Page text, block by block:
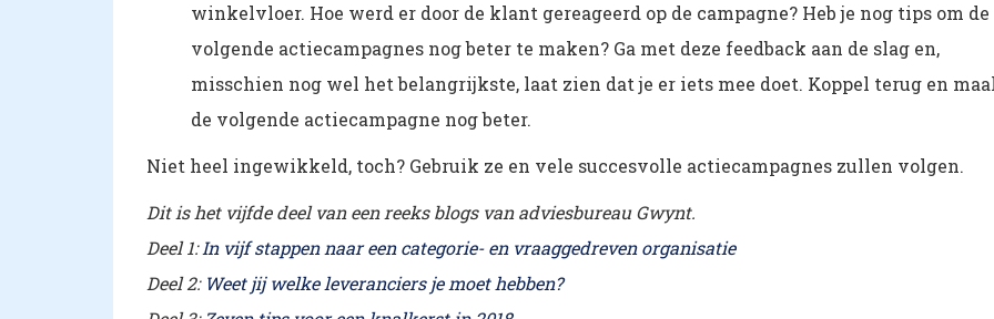
winkelvloer. Hoe werd er door de klant gereageerd op de campagne? Heb je nog tips om de
volgende actiecampagnes nog beter te maken? Ga met deze feedback aan de slag en,
misschien nog wel het belangrijkste, laat zien dat je er iets mee doet. Koppel terug en
de volgende actiecampagne nog beter.
Niet heel ingewikkeld, toch? Gebruik ze en vele succesvolle actiecampagnes zullen volgen.
Dit is het vijfde deel van een reeks blogs van adviesbureau Gwynt.
Deel 1:In vijf stappen naar een categorie- en vraaggedreven organisatie
Deel 2: Weet jij welke leveranciers je moet hebben?